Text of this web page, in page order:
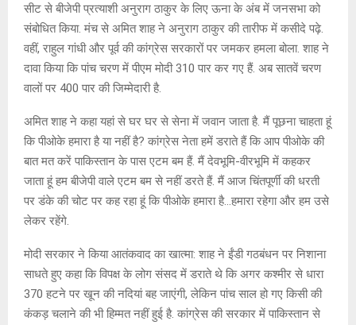
सीट से बीजेपी प्रत्याशी अनुराग ठाकुर के लिए ऊना के अंब में जनसभा को
संबोधित किया. मंच से अमित शाह ने अनुराग ठाकुर की तारीफ में कसीदे पढ़े.
वहीं, राहुल गांधी और पूर्व की कांग्रेस सरकारों पर जमकर हमला बोला. शाह ने
दावा किया कि पांच चरण में पीएम मोदी 310 पार कर गए हैं. अब सातवें चरण
वालों पर 400 पार की जिम्मेदारी है.
अमित शाह ने कहा यहां से घर घर से सेना में जवान जाता है. मैं पूछना चाहता हूं
कि पीओके हमारा है या नहीं है? कांग्रेस नेता हमें डराते हैं कि आप पीओके की
बात मत करें पाकिस्तान के पास एटम बम हैं. मैं देवभूमि-वीरभूमि में कहकर
जाता हूं हम बीजेपी वाले एटम बम से नहीं डरते हैं. मैं आज चिंतपूर्णी की धरती
पर डंके की चोट पर कह रहा हूं कि पीओके हमारा है…हमारा रहेगा और हम उसे
लेकर रहेंगे.
मोदी सरकार ने किया आतंकवाद का खात्मा: शाह ने ईंडी गठबंधन पर निशाना
साधते हुए कहा कि विपक्ष के लोग संसद में डराते थे कि अगर कश्मीर से धारा
370 हटने पर खून की नदियां बह जाएंगी, लेकिन पांच साल हो गए किसी की
कंकड़ चलाने की भी हिम्मत नहीं हुई है. कांग्रेस की सरकार में पाकिस्तान से